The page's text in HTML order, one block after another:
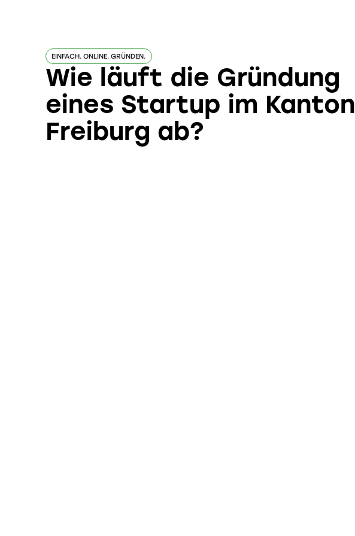
EINFACH. ONLINE. GRÜNDEN.
Wie läuft die Gründung
eines Startup im Kanton
Freiburg ab?